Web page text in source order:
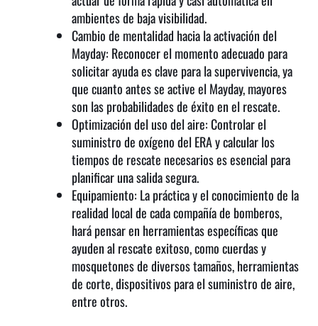
ambientes de baja visibilidad.
Cambio de mentalidad hacia la activación del
Mayday: Reconocer el momento adecuado para
solicitar ayuda es clave para la supervivencia, ya
que cuanto antes se active el Mayday, mayores
son las probabilidades de éxito en el rescate.
Optimización del uso del aire: Controlar el
suministro de oxígeno del ERA y calcular los
tiempos de rescate necesarios es esencial para
planificar una salida segura.
Equipamiento: La práctica y el conocimiento de la
realidad local de cada compañía de bomberos,
hará pensar en herramientas específicas que
ayuden al rescate exitoso, como cuerdas y
mosquetones de diversos tamaños, herramientas
de corte, dispositivos para el suministro de aire,
entre otros.